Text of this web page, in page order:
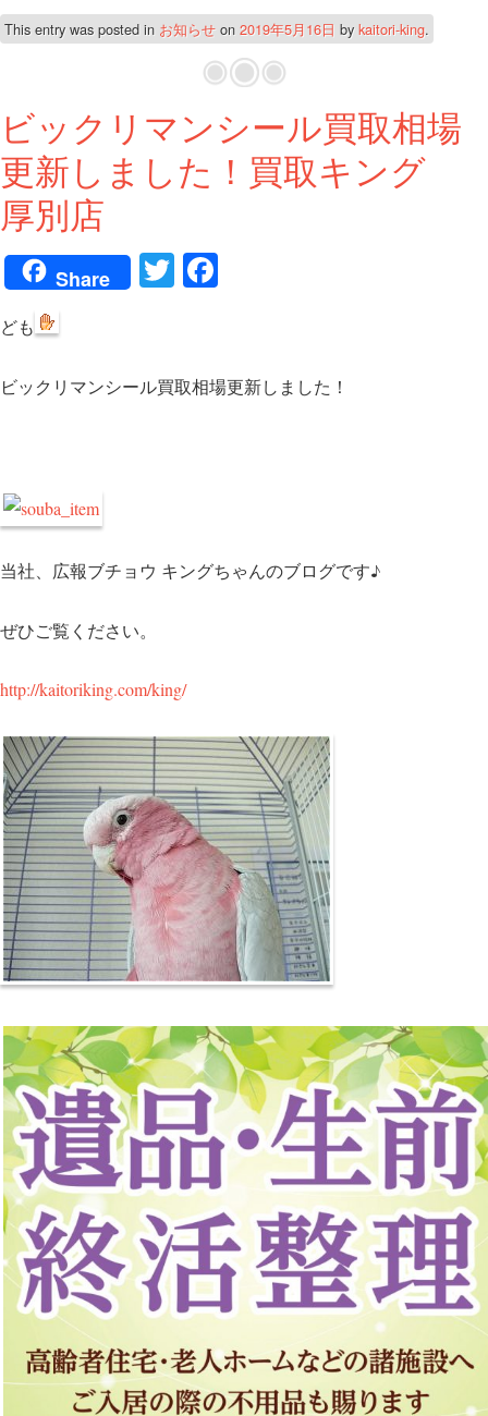
This entry was posted in お知らせ on 2019年5月16日 bykaitori-king.
ビックリマンシール買取相場
更新しました！買取キング
厚別店
Share T
r ok
ども
ビックリマンシール買取相場更新しました！
当社、広報ブチョウ キングちゃんのブログです♪
ぜひご覧ください。
http://kaitoriking.com/king/